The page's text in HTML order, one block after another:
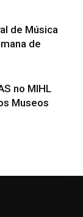
de Música
de
no MIHL
Museos